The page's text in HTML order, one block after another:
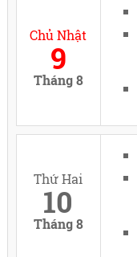
Chủ Nhật
9
Tháng 8
Thứ Hai
10
Tháng 8